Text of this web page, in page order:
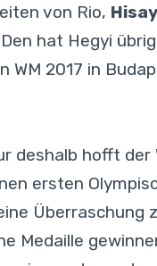
von Rio,
Den hat Hegyi
WM 2017 in
deshalb hofft der
ersten
Überraschung
Medaille